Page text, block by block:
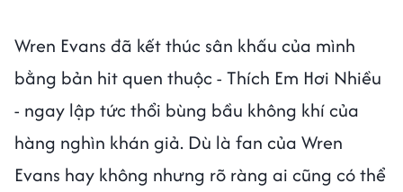
Wren Evans đã kết thúc sân khấu của mình
bằng bản hit quen thuộc - Thích Em Hơi Nhiều
- ngay lập tức thổi bùng bầu không khí của
hàng nghìn khán giả. Dù là fan của Wren
Evans hay không nhưng rõ ràng ai cũng có thể